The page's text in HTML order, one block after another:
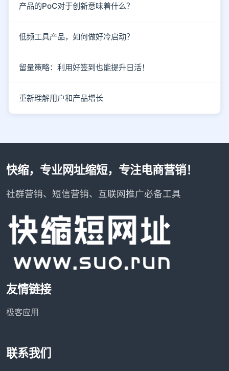
产品的PoC对于创新意味着什么？
低频工具产品，如何做好冷启动？
留量策略：利用好签到也能提升日活！
重新理解用户和产品增长
快缩，专业网址缩短，专注电商营销！
社群营销、短信营销、互联网推广必备工具
友情链接
极客应用
联系我们